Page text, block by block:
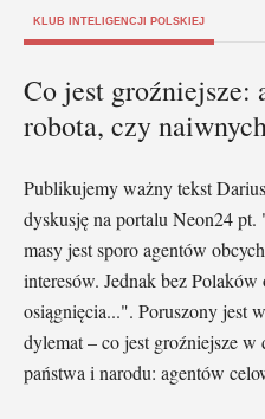
KLUB INTELIGENCJI POLSKIEJ
Co jest groźniejsze:
robota, czy
Publikujemy ważny tekst
dyskusję na portalu Neon24
masy jest sporo agentów
interesów. Jednak bez
osiągnięcia...". Poruszony jest
dylemat – co jest groźniejsze
państwa i narodu: agentów